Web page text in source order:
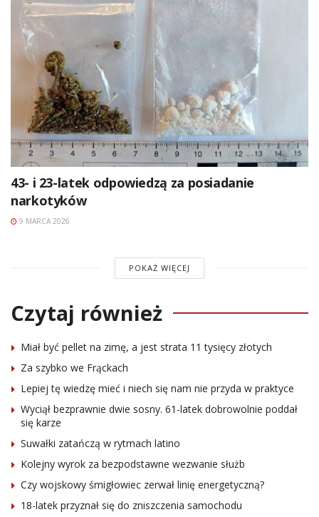
43- i 23-latek odpowiedzą za posiadanie
narkotyków
9 MARCA 2026
POKAŻ WIĘCEJ
Czytaj również
Miał być pellet na zimę, a jest strata 11 tysięcy złotych
Za szybko we Frąckach
Lepiej tę wiedzę mieć i niech się nam nie przyda w praktyce
Wyciął bezprawnie dwie sosny. 61-latek dobrowolnie poddał
się karze
Suwałki zatańczą w rytmach latino
Kolejny wyrok za bezpodstawne wezwanie służb
Czy wojskowy śmigłowiec zerwał linię energetyczną?
18-latek przyznał się do zniszczenia samochodu